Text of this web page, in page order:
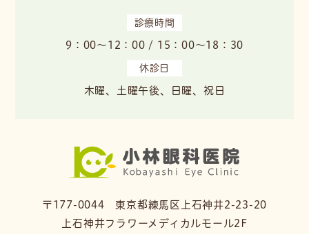
診療時間
9：00～12：00 / 15：00～18：30
休診日
木曜、土曜午後、日曜、祝日
〒177-0044 東京都練馬区上石神井2-23-20
上石神井フラワーメディカルモール2F